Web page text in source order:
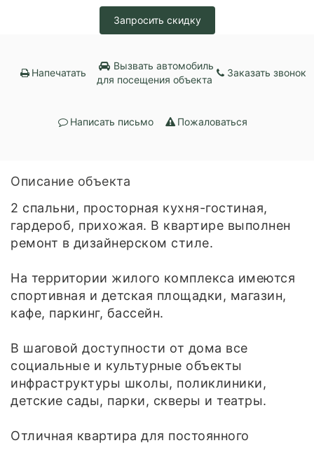
Запросить скидку
Напечатать
Вызвать автомобиль
для посещения объекта
Заказать звонок
Написать письмо Пожаловаться
Описание объекта
2 спальни, просторная кухня-гостиная,
гардероб, прихожая. В квартире выполнен
ремонт в дизайнерском стиле.
На территории жилого комплекса имеются
спортивная и детская площадки, магазин,
кафе, паркинг, бассейн.
В шаговой доступности от дома все
социальные и культурные объекты
инфраструктуры школы, поликлиники,
детские сады, парки, скверы и театры.
Отличная квартира для постоянного